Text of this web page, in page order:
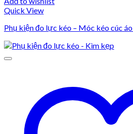
Quick View
Phụ kiện đo lực kéo – Móc kéo cúc